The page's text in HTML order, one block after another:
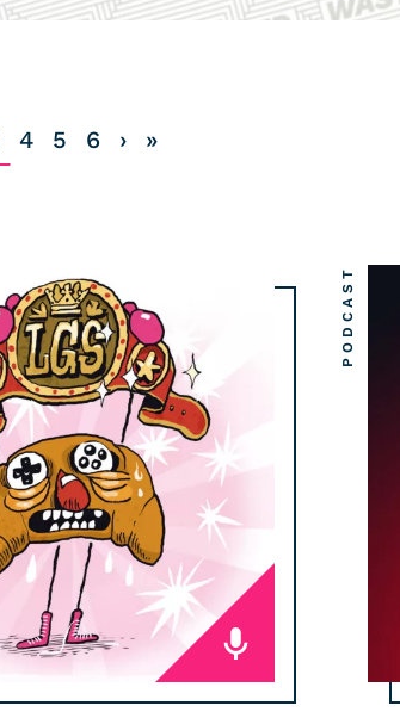
4 5 6 › »
PODCAST